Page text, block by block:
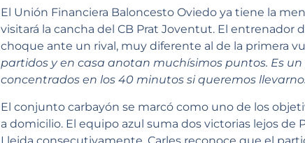
El Unión Financiera Baloncesto Oviedo ya tiene la
visitará la cancha del CB Prat Joventut. El entrenador
choque ante un rival, muy diferente al de la primera
partidos y en casa anotan muchísimos puntos. Es
concentrados en los 40 minutos si queremos
El conjunto carbayón se marcó como uno de los
a domicilio. El equipo azul suma dos victorias lejos de
Lleida consecutivamente. Carles reconoce que el